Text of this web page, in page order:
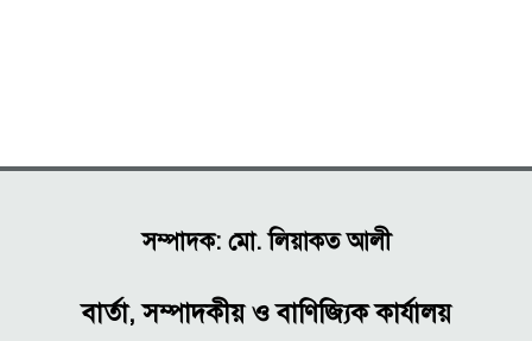
সম্পাদক: মো. লিয়াকত আলী
বার্তা, সম্পাদকীয় ও বাণিজ্যিক কার্যালয়